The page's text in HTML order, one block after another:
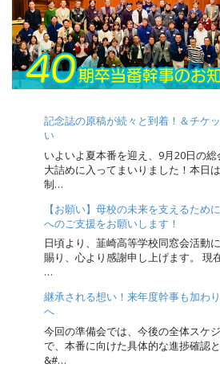
g
a
t
i
記念誌の原稿が続々と到着！＆チケ
い
いよいよ夏本番を迎え、9月20日の
大詰めに入ってまいりました！本日
制…
【お願い】母校の未来を支えるため
へのご支援をお願いします！
日頃より、韮崎高等学校同窓会活動
賜り、心より感謝申し上げます。 現
…
継承される想い！来年度幹事も加わ
へ
今回の準備会では、今後の全体スケ
で、本番に向けた具体的な進捗確認
&#…